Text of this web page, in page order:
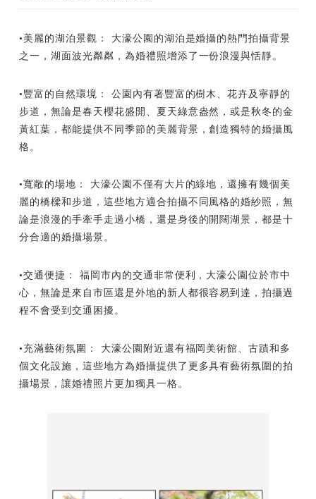
•美麗的湖泊景觀： 大濠公園的湖泊是婚攝的熱門拍攝背景
之一，湖面波光粼粼，為婚禮照增添了一份浪漫與恬靜。
•豐富的自然環境： 公園內有著豐富的樹木、花卉及寧靜的
步道，無論是春天櫻花盛開、夏天綠意盎然，或是秋冬的金
黃紅葉，都能提供不同季節的美麗背景，創造獨特的婚攝風
格。
•寬敞的場地： 大濠公園不僅有大片的綠地，還擁有幾個美
麗的橋樑和步道，這些地方適合拍攝不同風格的婚紗照，無
論是浪漫的手牽手走過小橋，還是身後的開闊湖景，都是十
分合適的婚攝場景。
•交通便捷： 福岡市內的交通非常便利，大濠公園位於市中
心，無論是來自市區還是外地的新人都很容易到達，拍攝過
程不會受到交通困擾。
•充滿藝術氛圍： 大濠公園附近還有福岡美術館、古蹟和多
個文化設施，這些地方為婚攝提供了更多具有藝術氛圍的拍
攝場景，讓婚禮照片更加獨具一格。